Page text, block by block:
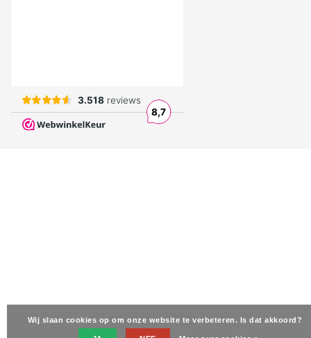
Wij slaan cookies op om onze website te verbeteren. Is dat akkoord?